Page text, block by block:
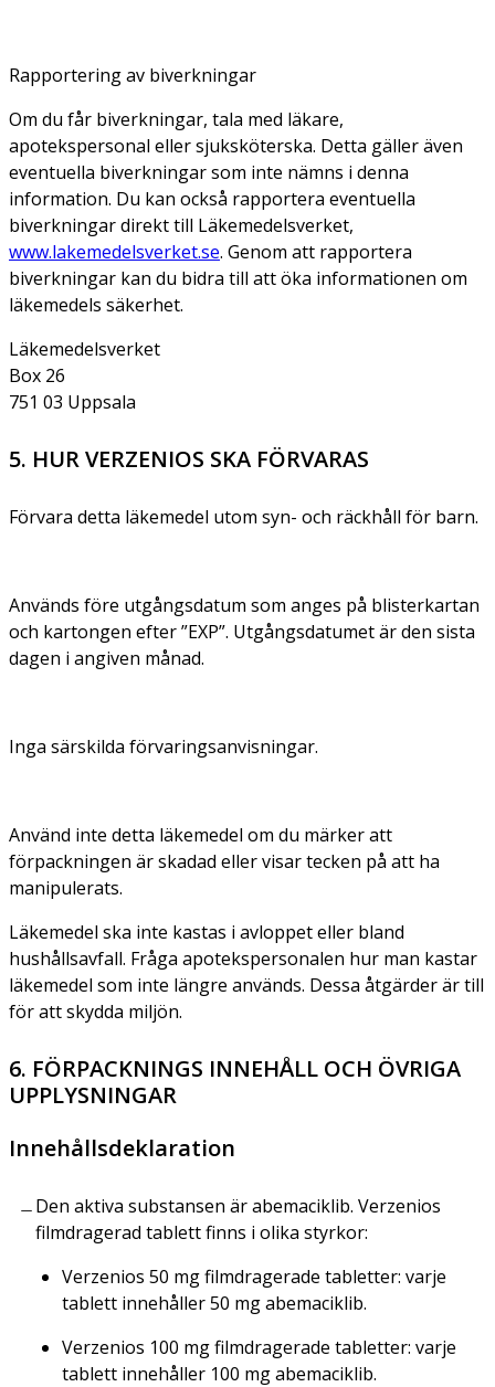
Rapportering av biverkningar
Om du får biverkningar, tala med läkare,
apotekspersonal eller sjuksköterska. Detta gäller även
eventuella biverkningar som inte nämns i denna
information. Du kan också rapportera eventuella
biverkningar direkt till Läkemedelsverket,
www.lakemedelsverket.se. Genom att rapportera
biverkningar kan du bidra till att öka informationen om
läkemedels säkerhet.
Läkemedelsverket
Box 26
751 03 Uppsala
5. HUR VERZENIOS SKA FÖRVARAS
Förvara detta läkemedel utom syn- och räckhåll för barn.
Används före utgångsdatum som anges på blisterkartan
och kartongen efter ”EXP”. Utgångsdatumet är den sista
dagen i angiven månad.
Inga särskilda förvaringsanvisningar.
Använd inte detta läkemedel om du märker att
förpackningen är skadad eller visar tecken på att ha
manipulerats.
Läkemedel ska inte kastas i avloppet eller bland
hushållsavfall. Fråga apotekspersonalen hur man kastar
läkemedel som inte längre används. Dessa åtgärder är till
för att skydda miljön.
6. FÖRPACKNINGS INNEHÅLL OCH ÖVRIGA
UPPLYSNINGAR
Innehållsdeklaration
Den aktiva substansen är abemaciklib. Verzenios
filmdragerad tablett finns i olika styrkor:
Verzenios 50 mg filmdragerade tabletter: varje
tablett innehåller 50 mg abemaciklib.
Verzenios 100 mg filmdragerade tabletter: varje
tablett innehåller 100 mg abemaciklib.